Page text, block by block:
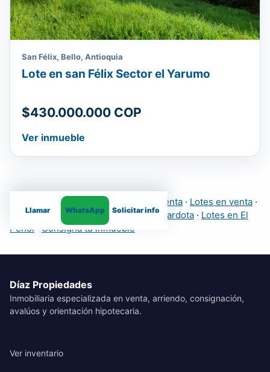
San Félix, Bello, Antioquia
Lote en san Félix Sector el Yarumo
$430.000.000 COP
Ver inmueble
Llamar WhatsApp Solicitar info
Explora más inmuebles: Fincas en venta · Lotes en venta ·
Casas·Apartamentos· Fincas en Girardota · Lotes en El
Peñol
Consigna tu inmueble
Díaz Propiedades
Inmobiliaria especializada en venta, arriendo, consignación,
avalúos y orientación hipotecaria.
Ver inventario